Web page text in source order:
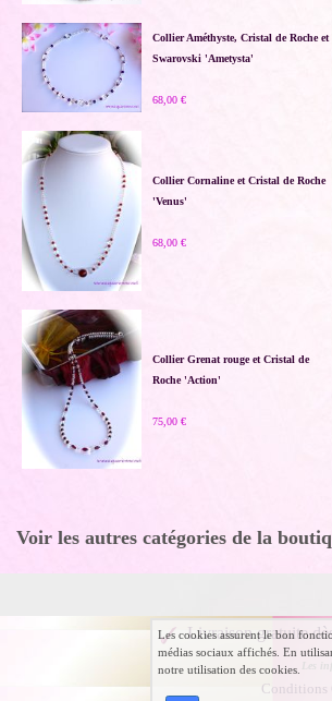
Collier Améthyste, Cristal de Roche et
Swarovski 'Ametysta'
68,00 €
Collier Cornaline et Cristal de Roche
'Venus'
68,00 €
Collier Grenat rouge et Cristal de
Roche 'Action'
75,00 €
Voir les autres catégories de la
Livraison gratuite
Les
Conditions
Les cookies assurent le bon
médias sociaux affichés. En
notre utilisation des cookies.